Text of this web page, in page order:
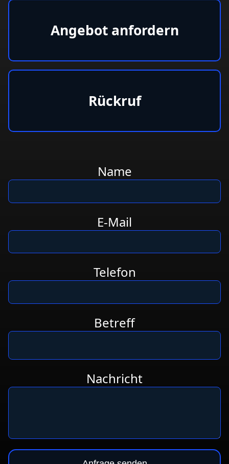
Angebot anfordern
Rückruf
Name
E-Mail
Telefon
Betreff
Nachricht